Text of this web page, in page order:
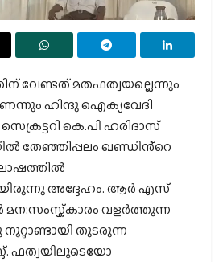
വേണ്ടത് മതഫത്വയല്ലെന്നും
ഹിന്ദു ഐക്യവേദി
കെ.പി ഹരിദാസ്
തേഞ്ഞിപ്പലം ഖണ്ഡിൻ്റെ
അദ്ദേഹം. ആർ എസ്
വളർത്തുന്ന
തുടരുന്ന
ഫത്വയിലൂടെയോ